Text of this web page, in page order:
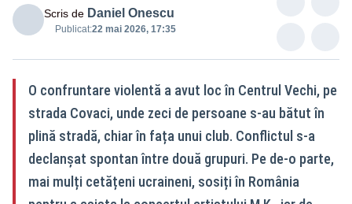
Scris de Daniel Onescu
Publicat:22 mai 2026, 17:35
O confruntare violentă a avut loc în Centrul Vechi, pe
strada Covaci, unde zeci de persoane s-au bătut în
plină stradă, chiar în fața unui club. Conflictul s-a
declanșat spontan între două grupuri. Pe de-o parte,
mai mulți cetățeni ucraineni, sosiți în România